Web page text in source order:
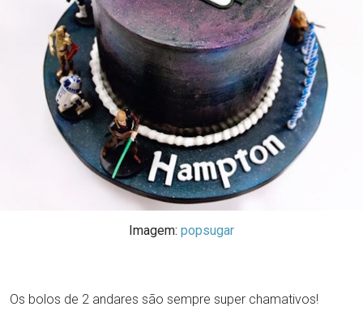
Imagem: popsugar
Os bolos de 2 andares são sempre super chamativos!